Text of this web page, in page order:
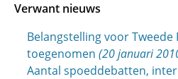
Verwant nieuws
Belangstelling voor Tweede
toegenomen (20 januari
Aantal spoeddebatten,